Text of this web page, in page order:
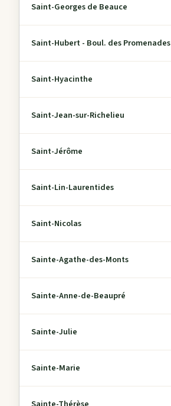
Saint-Georges de Beauce
Saint-Hubert - Boul. des Promenades
Saint-Hyacinthe
Saint-Jean-sur-Richelieu
Saint-Jérôme
Saint-Lin-Laurentides
Saint-Nicolas
Sainte-Agathe-des-Monts
Sainte-Anne-de-Beaupré
Sainte-Julie
Sainte-Marie